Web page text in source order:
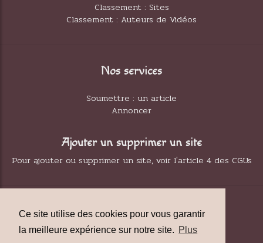
Ce site utilise des cookies pour vous garantir
la meilleure expérience sur notre site. Plus
Classement : Sites
Classement : Auteurs de Vidéos
Nos services
Soumettre : un article
Annoncer
Ajouter un supprimer un site
Pour ajouter ou supprimer un site, voir l'article 4 des CGUs
Contact
Contact à propos de cette page